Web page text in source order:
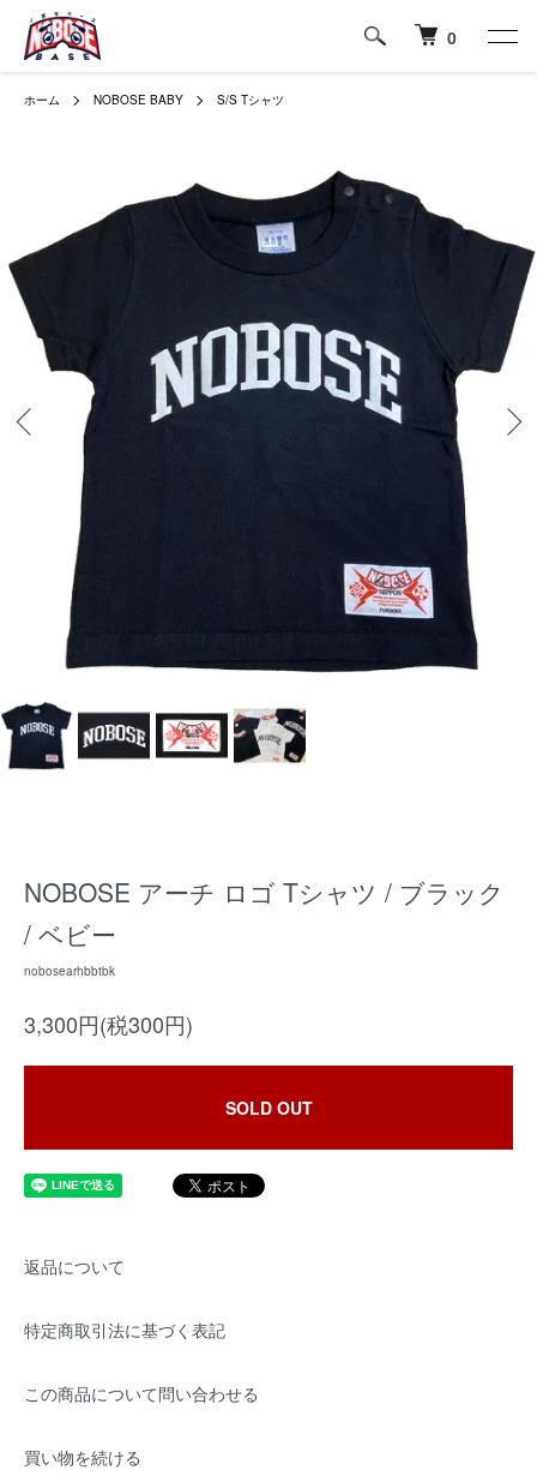
0
ホーム NOBOSE BABY S/S Tシャツ
NOBOSE アーチ ロゴ Tシャツ / ブラック
/ ベビー
nobosearhbbtbk
3,300円(税300円)
SOLD OUT
返品について
特定商取引法に基づく表記
この商品について問い合わせる
買い物を続ける